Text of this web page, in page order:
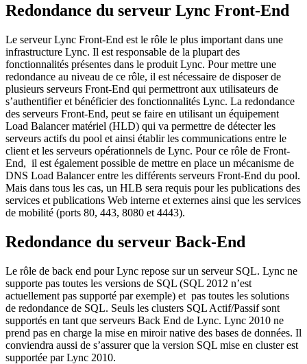
Redondance du serveur Lync Front-End
Le serveur Lync Front-End est le rôle le plus important dans une
infrastructure Lync. Il est responsable de la plupart des
fonctionnalités présentes dans le produit Lync. Pour mettre une
redondance au niveau de ce rôle, il est nécessaire de disposer de
plusieurs serveurs Front-End qui permettront aux utilisateurs de
s’authentifier et bénéficier des fonctionnalités Lync. La redondance
des serveurs Front-End, peut se faire en utilisant un équipement
Load Balancer matériel (HLD) qui va permettre de détecter les
serveurs actifs du pool et ainsi établir les communications entre le
client et les serveurs opérationnels de Lync. Pour ce rôle de Front-
End, il est également possible de mettre en place un mécanisme de
DNS Load Balancer entre les différents serveurs Front-End du pool.
Mais dans tous les cas, un HLB sera requis pour les publications des
services et publications Web interne et externes ainsi que les services
de mobilité (ports 80, 443, 8080 et 4443).
Redondance du serveur Back-End
Le rôle de back end pour Lync repose sur un serveur SQL. Lync ne
supporte pas toutes les versions de SQL (SQL 2012 n’est
actuellement pas supporté par exemple) et pas toutes les solutions
de redondance de SQL. Seuls les clusters SQL Actif/Passif sont
supportés en tant que serveurs Back End de Lync. Lync 2010 ne
prend pas en charge la mise en miroir native des bases de données. Il
conviendra aussi de s’assurer que la version SQL mise en cluster est
supportée par Lync 2010.